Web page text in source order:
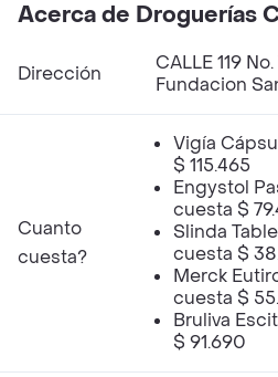
Acerca de Droguerías
Dirección
CALLE 119
Fundacion
Cuanto
cuesta?
Vigía
$ 115.465
Engystol
cuesta $
Slinda
cuesta $
Merck
cuesta $
Bruliva
$ 91.690